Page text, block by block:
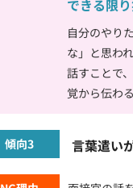
できる限
自分のやり
な」と思わ
話すことで
覚から伝わ
傾向3 言葉遣い